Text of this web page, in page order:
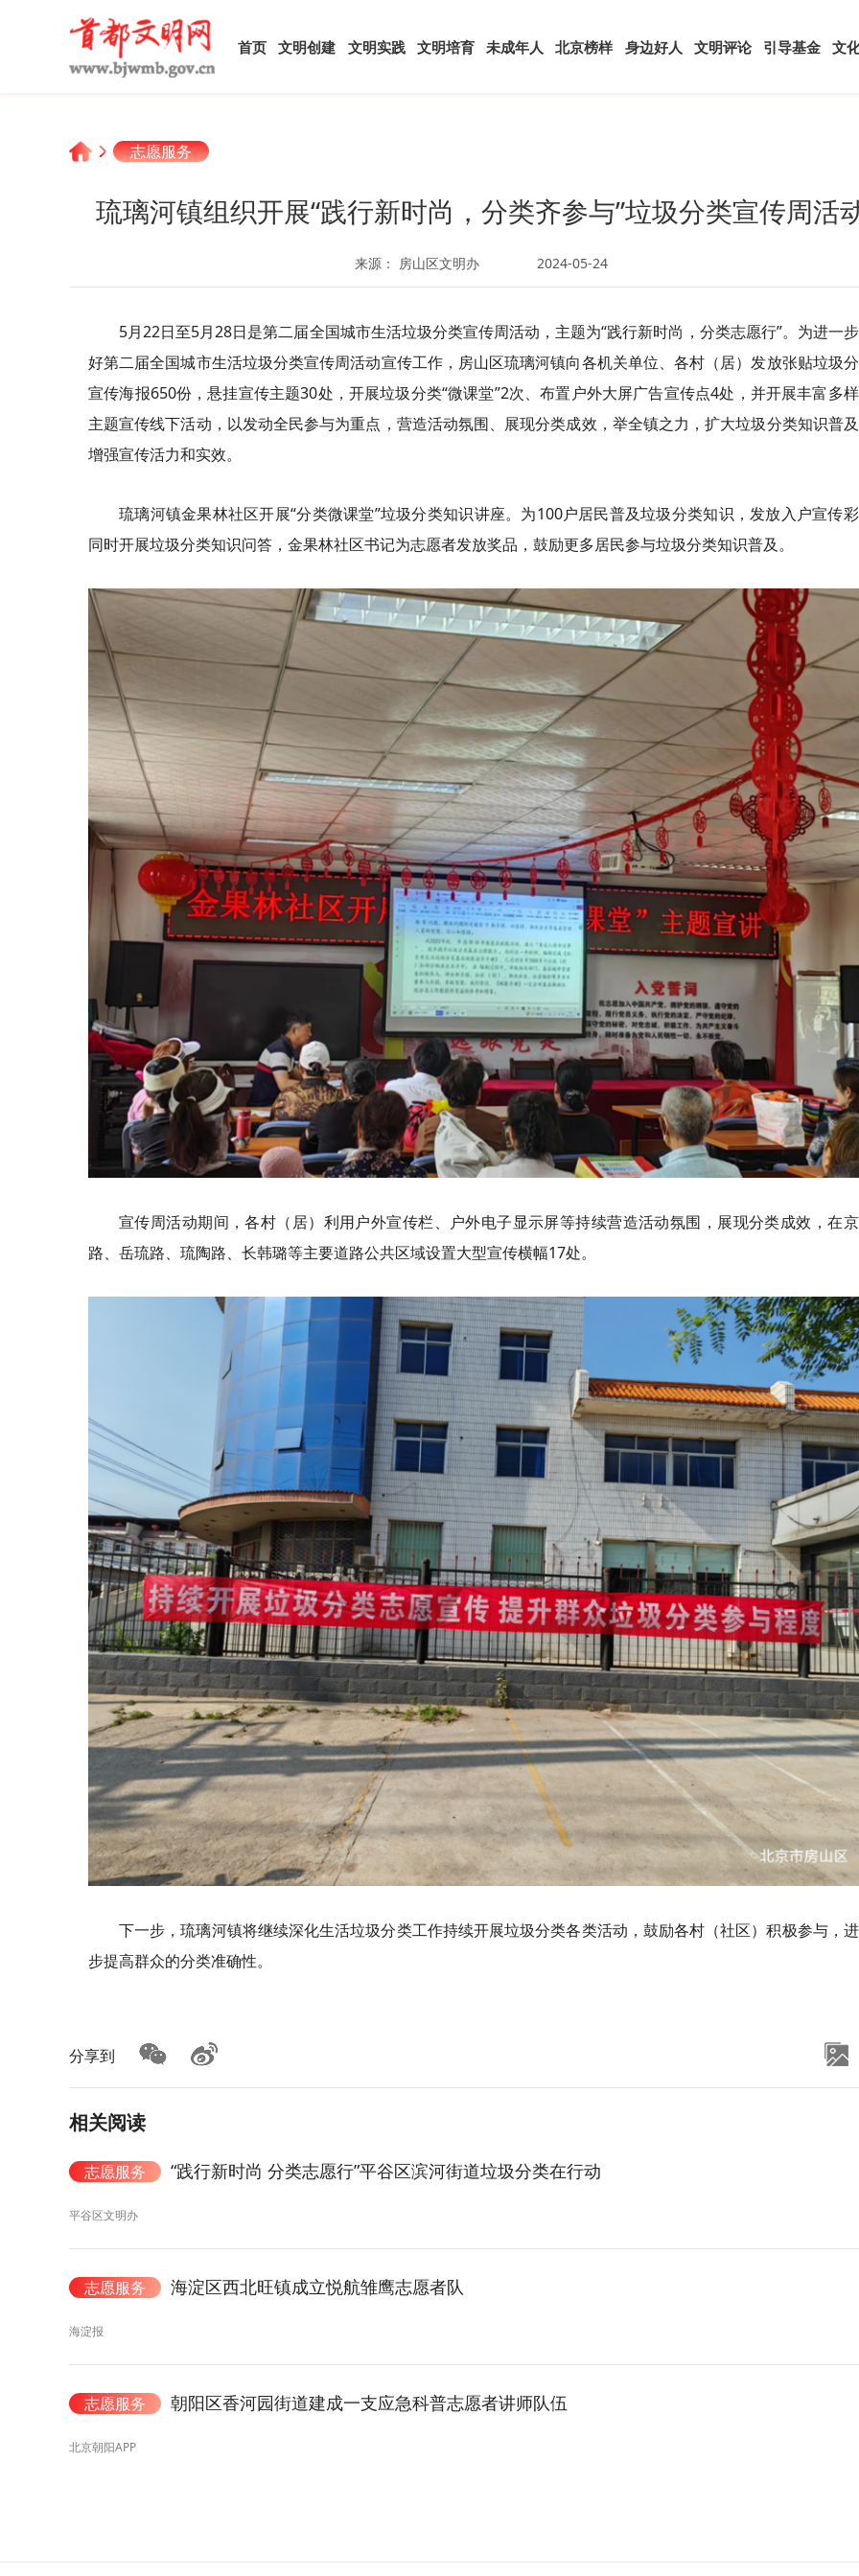
首页 文明创建 文明实践 文明培育 未成年人 北京榜样 身边好人 文明评论 引导基金 文
志愿服务
琉璃河镇组织开展“践行新时尚，分类齐参与”垃圾分类宣传周活
来源： 房山区文明办 2024-05-24
5月22日至5月28日是第二届全国城市生活垃圾分类宣传周活动，主题为“践行新时尚，分类志愿行”。为进一
好第二届全国城市生活垃圾分类宣传周活动宣传工作，房山区琉璃河镇向各机关单位、各村（居）发放张贴垃圾
宣传海报650份，悬挂宣传主题30处，开展垃圾分类“微课堂”2次、布置户外大屏广告宣传点4处，并开展丰富多
主题宣传线下活动，以发动全民参与为重点，营造活动氛围、展现分类成效，举全镇之力，扩大垃圾分类知识普
增强宣传活力和实效。
琉璃河镇金果林社区开展“分类微课堂”垃圾分类知识讲座。为100户居民普及垃圾分类知识，发放入户宣传
同时开展垃圾分类知识问答，金果林社区书记为志愿者发放奖品，鼓励更多居民参与垃圾分类知识普及。
宣传周活动期间，各村（居）利用户外宣传栏、户外电子显示屏等持续营造活动氛围，展现分类成效，在京
路、岳琉路、琉陶路、长韩璐等主要道路公共区域设置大型宣传横幅17处。
下一步，琉璃河镇将继续深化生活垃圾分类工作持续开展垃圾分类各类活动，鼓励各村（社区）积极参与，
步提高群众的分类准确性。
分享到
相关阅读
志愿服务 “践行新时尚 分类志愿行”平谷区滨河街道垃圾分类在行动
平谷区文明办
志愿服务 海淀区西北旺镇成立悦航雏鹰志愿者队
海淀报
志愿服务 朝阳区香河园街道建成一支应急科普志愿者讲师队伍
北京朝阳APP